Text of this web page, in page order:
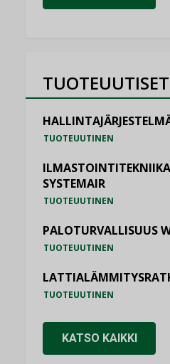
TUOTEUUTISET
TUOTEUUTINEN
SYSTEMAIR
TUOTEUUTINEN
PALOTURVALLISUUS
TUOTEUUTINEN
TUOTEUUTINEN
KATSO KAIKKI